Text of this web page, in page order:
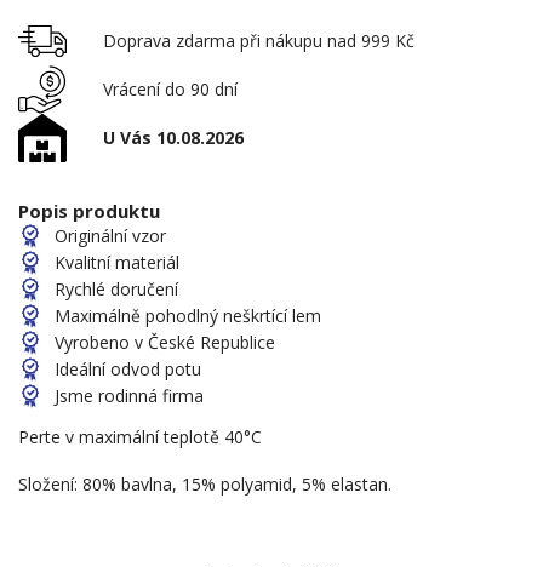
Doprava zdarma při nákupu nad 999 Kč
Vrácení do 90 dní
U Vás 10.08.2026
Popis produktu
Originální vzor
Kvalitní materiál
Rychlé doručení
Maximálně pohodlný neškrtící lem
Vyrobeno v České Republice
Ideální odvod potu
Jsme rodinná firma
Perte v maximální teplotě 40°C
Složení: 80% bavlna, 15% polyamid, 5% elastan.